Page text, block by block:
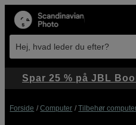
Hej, hvad leder du efter?
Forside Computer Tilbehør
Spar 25 % på JBL